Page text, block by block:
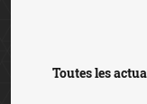
Toutes les